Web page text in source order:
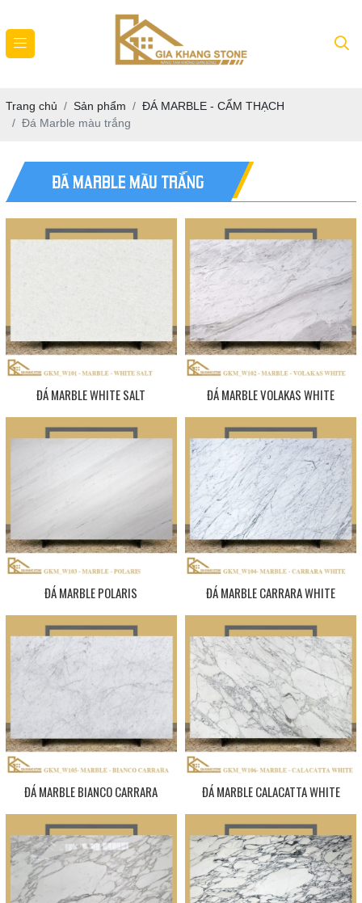
Trang chủ Sản phẩm
ĐÁ MARBLE - CẨM THẠCH
Đá Marble màu trắng
ĐÁ MARBLE MÀU TRẮNG
ĐÁ MARBLE WHITE SALT ĐÁ MARBLE VOLAKAS WHITE
ĐÁ MARBLE POLARIS ĐÁ MARBLE CARRARA WHITE
ĐÁ MARBLE BIANCO CARRARA ĐÁ MARBLE CALACATTA WHITE